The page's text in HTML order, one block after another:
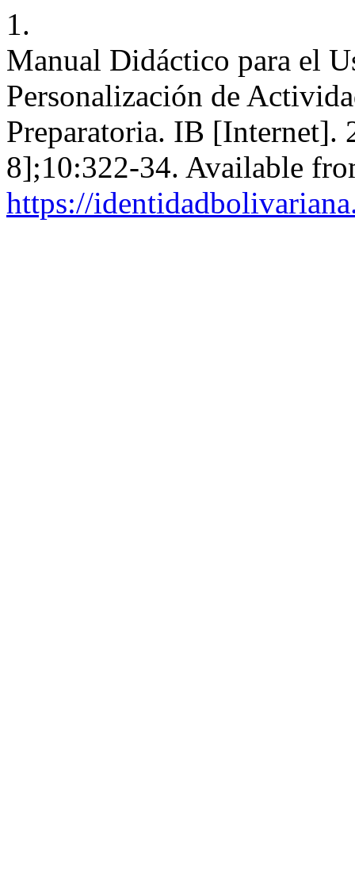
1.
Manual Didáctico para el
Personalización de
Preparatoria. IB [Internet].
8];10:322-34. Available
https://